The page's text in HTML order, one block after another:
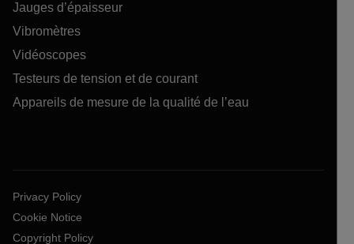
Jauges d’épaisseur
Vibromètres
Vidéoscopes
Testeurs de tension et de courant
Appareils de mesure de la qualité de l’eau
Privacy Policy
Cookie Notice
Copyright Policy